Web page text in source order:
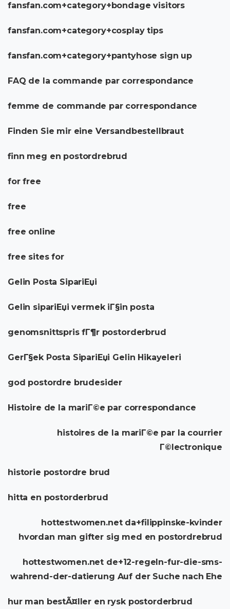
fansfan.com+category+bondage visitors
fansfan.com+category+cosplay tips
fansfan.com+category+pantyhose sign up
FAQ de la commande par correspondance
femme de commande par correspondance
Finden Sie mir eine Versandbestellbraut
finn meg en postordrebrud
for free
free
free online
free sites for
Gelin Posta SipariЕџi
Gelin sipariЕџi vermek iГ§in posta
genomsnittspris fГ¶r postorderbrud
GerГ§ek Posta SipariЕџi Gelin Hikayeleri
god postordre brudesider
Histoire de la mariГ©e par correspondance
histoires de la mariГ©e par la courrier
Г©lectronique
historie postordre brud
hitta en postorderbrud
hottestwomen.net da+filippinske-kvinder
hvordan man gifter sig med en postordrebrud
hottestwomen.net de+12-regeln-fur-die-sms-
wahrend-der-datierung Auf der Suche nach Ehe
hur man bestÃ¤ller en rysk postorderbrud